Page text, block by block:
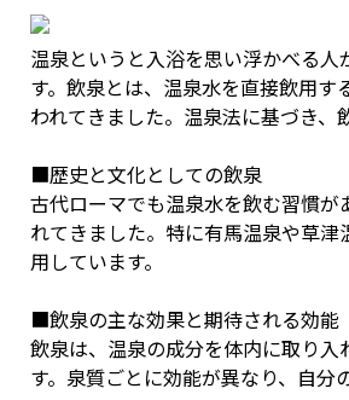
温泉というと入浴を思い浮かべる
す。飲泉とは、温泉水を直接飲用
われてきました。温泉法に基づき、
■歴史と文化としての飲泉
古代ローマでも温泉水を飲む習慣
れてきました。特に有馬温泉や草
用しています。
■飲泉の主な効果と期待される効能
飲泉は、温泉の成分を体内に取り
す。泉質ごとに効能が異なり、自分